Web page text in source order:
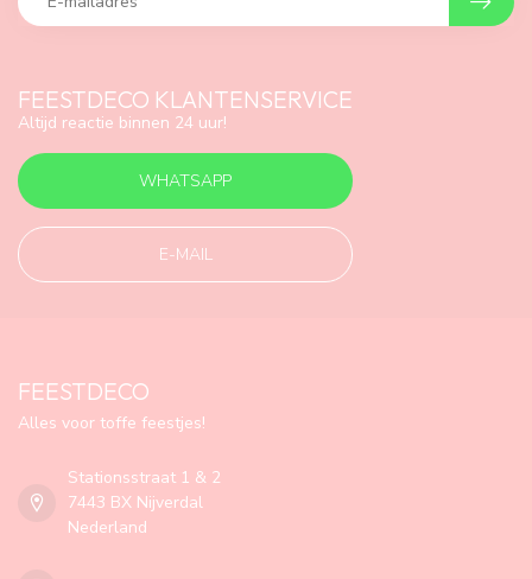
FEESTDECO KLANTENSERVICE
Altijd reactie binnen 24 uur!
WHATSAPP
E-MAIL
FEESTDECO
Alles voor toffe feestjes!
Stationsstraat 1 & 2
7443 BX Nijverdal
Nederland